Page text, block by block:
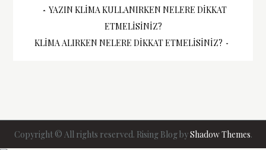
Yazı
gezinmesi
YAZIN KLIMA KULLANIRKEN NELERE DIKKAT
ETMELISINIZ?
KLIMA ALIRKEN NELERE DIKKAT ETMELISINIZ?
Copyright © All rights reserved. Rising Blog byShadow Themes.